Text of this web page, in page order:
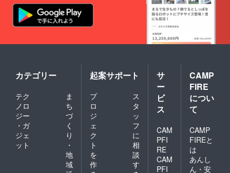
カテゴリー
テク
ノロ
ジー
・ガ
ジェ
ット
ま
ち
づ
く
り
・
地
域
起案サポート
プ
ロ
ジ
ェ
ク
ト
を
作
ス
タ
ッ
フ
に
相
談
す
サ
ー
ビ
ス
CAM
PFI
RE
CAM
PFI
CAMP
FIRE
につい
て
CAMP
FIREと
は
あんし
ん・安